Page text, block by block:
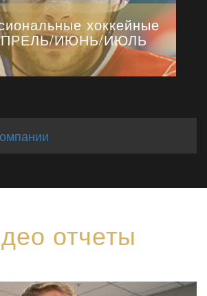
хоккейные
ИЮНЬ/ИЮЛЬ
отчеты